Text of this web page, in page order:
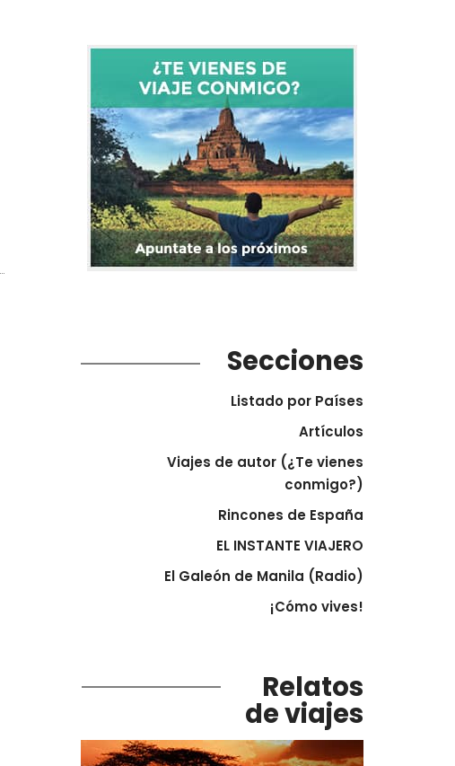
Secciones
Listado por Países
Artículos
Viajes de autor (¿Te vienes
conmigo?)
Rincones de España
EL INSTANTE VIAJERO
El Galeón de Manila (Radio)
¡Cómo vives!
Relatos
de viajes